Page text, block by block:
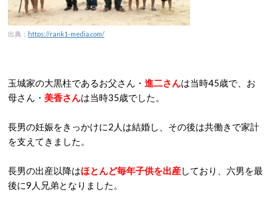
出典： https://rank1-media.com/
玉城家の大黒柱であるお父さん・ 進二さんは当時45歳で、お
母さん・ 美香さんは当時35歳でした。
長男の妊娠をきっかけに2人は結婚し、その後は共働きで家計
を支えてきました。
長男の出産以降はほとんど毎年子供を出産しており、六男を最
後に9人兄弟となりました。